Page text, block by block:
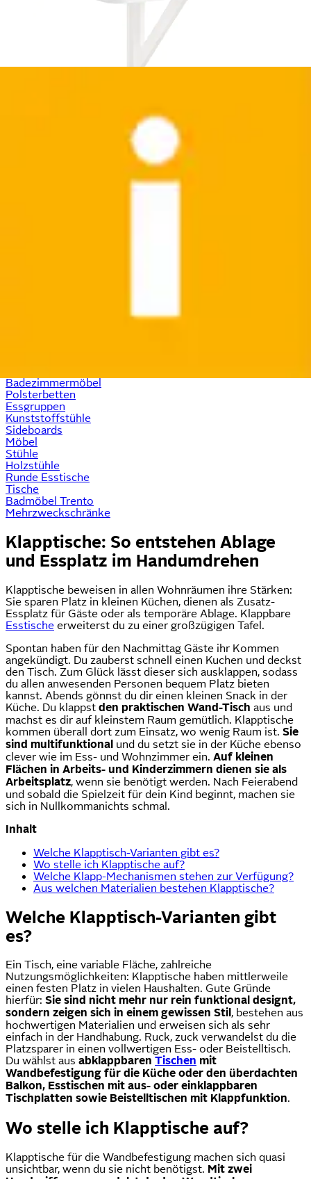
Du hast 6 von 6 Artikeln gesehen
Badezimmermöbel
Polsterbetten
Essgruppen
Kunststoffstühle
Sideboards
Möbel
Stühle
Holzstühle
Runde Esstische
Tische
Badmöbel Trento
Mehrzweckschränke
Klapptische: So entstehen Ablage
und Essplatz im Handumdrehen
Klapptische beweisen in allen Wohnräumen ihre Stärken:
Sie sparen Platz in kleinen Küchen, dienen als Zusatz-
Essplatz für Gäste oder als temporäre Ablage. Klappbare
Esstische erweiterst du zu einer großzügigen Tafel.
Spontan haben für den Nachmittag Gäste ihr Kommen
angekündigt. Du zauberst schnell einen Kuchen und deckst
den Tisch. Zum Glück lässt dieser sich ausklappen, sodass
du allen anwesenden Personen bequem Platz bieten
kannst. Abends gönnst du dir einen kleinen Snack in der
Küche. Du klappst den praktischen Wand-Tisch aus und
machst es dir auf kleinstem Raum gemütlich. Klapptische
kommen überall dort zum Einsatz, wo wenig Raum ist. Sie
sind multifunktional und du setzt sie in der Küche ebenso
clever wie im Ess- und Wohnzimmer ein. Auf kleinen
Flächen in Arbeits- und Kinderzimmern dienen sie als
Arbeitsplatz, wenn sie benötigt werden. Nach Feierabend
und sobald die Spielzeit für dein Kind beginnt, machen sie
sich in Nullkommanichts schmal.
Inhalt
Welche Klapptisch-Varianten gibt es?
Wo stelle ich Klapptische auf?
Welche Klapp-Mechanismen stehen zur Verfügung?
Aus welchen Materialien bestehen Klapptische?
Welche Klapptisch-Varianten gibt
es?
Ein Tisch, eine variable Fläche, zahlreiche
Nutzungsmöglichkeiten: Klapptische haben mittlerweile
einen festen Platz in vielen Haushalten. Gute Gründe
hierfür: Sie sind nicht mehr nur rein funktional designt,
sondern zeigen sich in einem gewissen Stil , bestehen aus
hochwertigen Materialien und erweisen sich als sehr
einfach in der Handhabung. Ruck, zuck verwandelst du die
Platzsparer in einen vollwertigen Ess- oder Beistelltisch.
Du wählst aus abklappbaren Tischen mit
Wandbefestigung für die Küche oder den überdachten
Balkon, Esstischen mit aus- oder einklappbaren
Tischplatten sowie Beistelltischen mit Klappfunktion.
Wo stelle ich Klapptische auf?
Klapptische für die Wandbefestigung machen sich quasi
unsichtbar, wenn du sie nicht benötigst. Mit zwei